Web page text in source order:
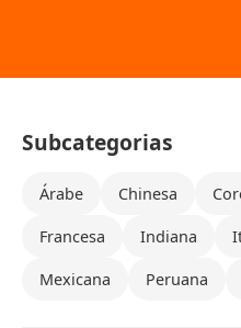
Subcategorias
Árabe Chinesa
Francesa Indiana
Mexicana Peruana